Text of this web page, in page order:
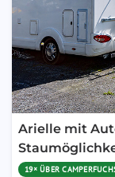
Arielle mit
19× ÜBER